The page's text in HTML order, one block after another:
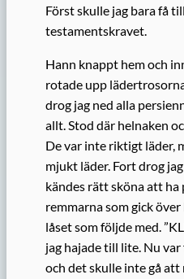
Först skulle jag bara få
testamentskravet.
Hann knappt hem och
rotade upp
drog jag ned alla
allt. Stod där helnaken
De var inte riktigt läder,
mjukt läder. Fort drog
kändes rätt sköna att ha
remmarna som gick
låset som följde med.
jag hajade till lite. Nu
och det skulle inte gå